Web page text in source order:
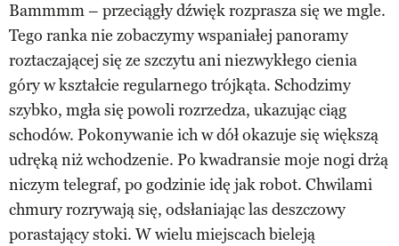
Bammmm – przeciągły dźwięk rozprasza się we mgle.
Tego ranka nie zobaczymy wspaniałej panoramy
roztaczającej się ze szczytu ani niezwykłego cienia
góry w kształcie regularnego trójkąta. Schodzimy
szybko, mgła się powoli rozrzedza, ukazując ciąg
schodów. Pokonywanie ich w dół okazuje się większą
udręką niż wchodzenie. Po kwadransie moje nogi drżą
niczym telegraf, po godzinie idę jak robot. Chwilami
chmury rozrywają się, odsłaniając las deszczowy
porastający stoki. W wielu miejscach bieleją